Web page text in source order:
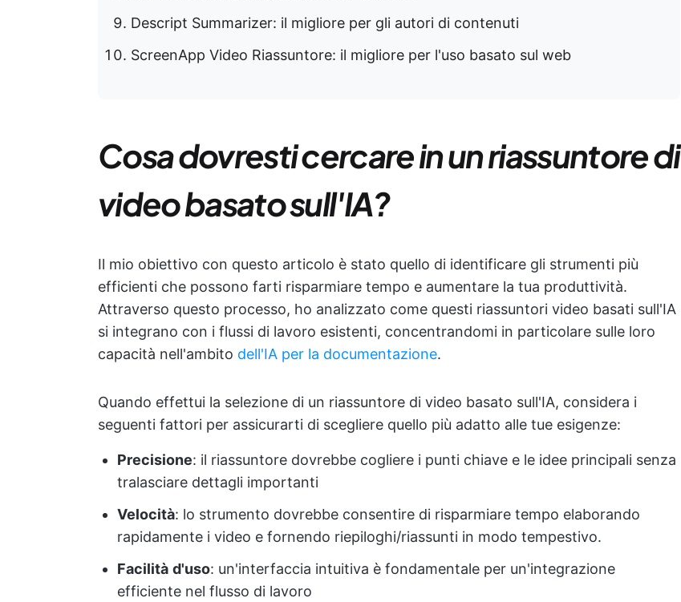
Descript Summarizer: il migliore per gli autori di contenuti
ScreenApp Video Riassuntore: il migliore per l'uso basato sul web
Cosa dovresti cercare in un riassuntore di
video basato sull'IA?
Il mio obiettivo con questo articolo è stato quello di identificare gli strumenti più
efficienti che possono farti risparmiare tempo e aumentare la tua produttività.
Attraverso questo processo, ho analizzato come questi riassuntori video basati sull'IA
si integrano con i flussi di lavoro esistenti, concentrandomi in particolare sulle loro
capacità nell'ambito dell'IA per la documentazione.
Quando effettui la selezione di un riassuntore di video basato sull'IA, considera i
seguenti fattori per assicurarti di scegliere quello più adatto alle tue esigenze:
Precisione: il riassuntore dovrebbe cogliere i punti chiave e le idee principali senza
tralasciare dettagli importanti
Velocità: lo strumento dovrebbe consentire di risparmiare tempo elaborando
rapidamente i video e fornendo riepiloghi/riassunti in modo tempestivo.
Facilità d'uso: un'interfaccia intuitiva è fondamentale per un'integrazione
efficiente nel flusso di lavoro